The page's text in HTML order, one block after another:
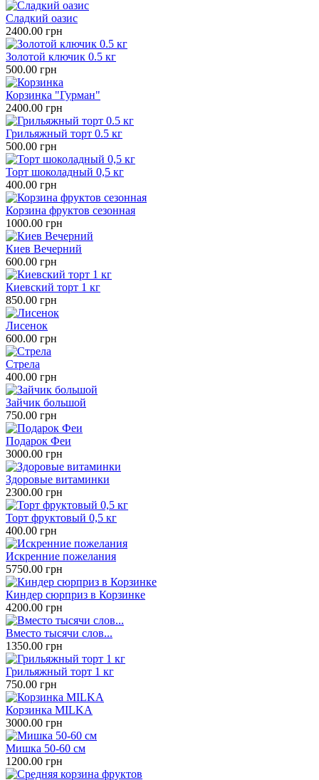
Сладкий оазис
2400.00 грн
Золотой ключик 0.5 кг
500.00 грн
Корзинка "Гурман"
2400.00 грн
Грильяжный торт 0.5 кг
500.00 грн
Торт шоколадный 0,5 кг
400.00 грн
Корзина фруктов сезонная
1000.00 грн
Киев Вечерний
600.00 грн
Киевский торт 1 кг
850.00 грн
Лисенок
600.00 грн
Стрела
400.00 грн
Зайчик большой
750.00 грн
Подарок Феи
3000.00 грн
Здоровые витаминки
2300.00 грн
Торт фруктовый 0,5 кг
400.00 грн
Искренние пожелания
5750.00 грн
Киндер сюрприз в Корзинке
4200.00 грн
Вместо тысячи слов...
1350.00 грн
Грильяжный торт 1 кг
750.00 грн
Корзинка MILKA
3000.00 грн
Мишка 50-60 см
1200.00 грн